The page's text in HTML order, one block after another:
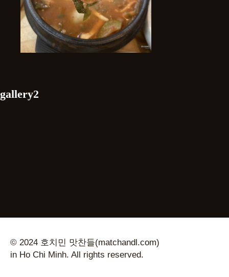
gallery2
© 2024 호치민 맛찬들(matchandl.com)
in Ho Chi Minh. All rights reserved.